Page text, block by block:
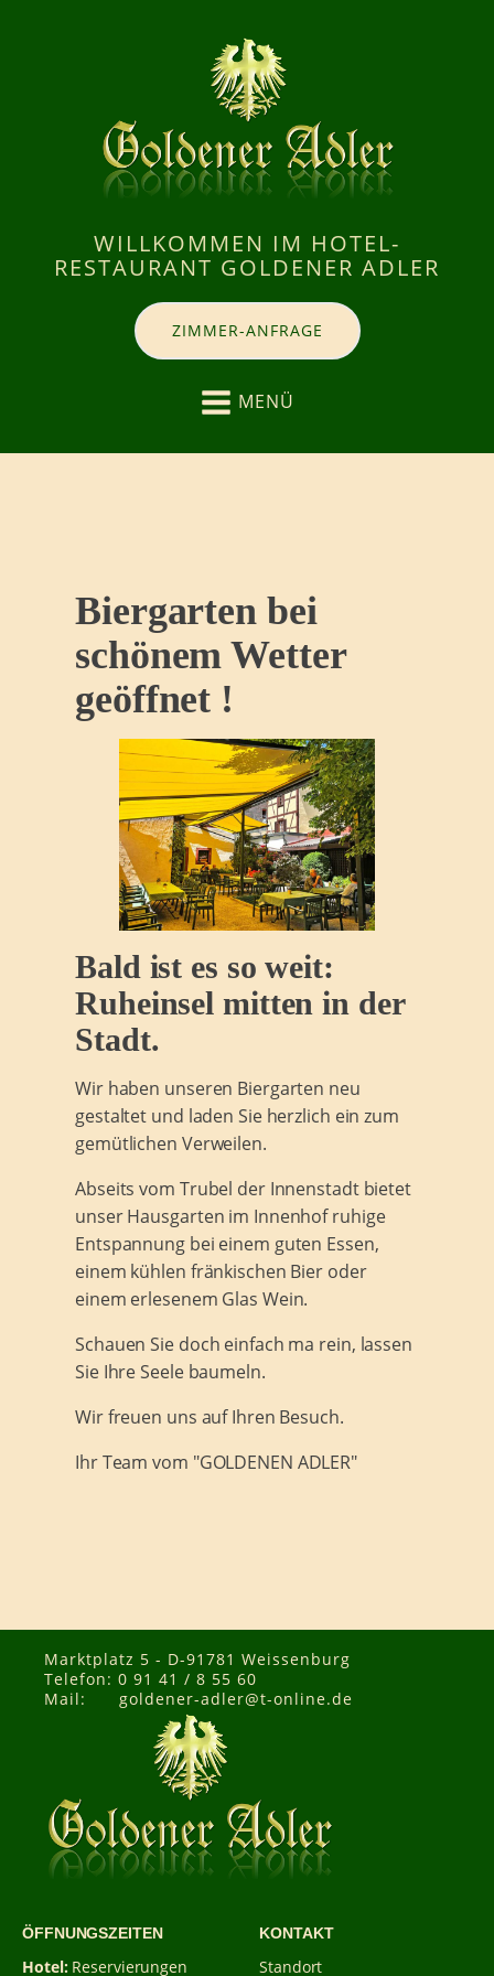
WILLKOMMEN IM HOTEL-
RESTAURANT GOLDENER ADLER
ZIMMER-ANFRAGE
MENÜ
Biergarten bei
schönem Wetter
geöffnet !
Bald ist es so weit:
Ruheinsel mitten in der
Stadt.
Wir haben unseren Biergarten neu
gestaltet und laden Sie herzlich ein zum
gemütlichen Verweilen.
Abseits vom Trubel der Innenstadt bietet
unser Hausgarten im Innenhof ruhige
Entspannung bei einem guten Essen,
einem kühlen fränkischen Bier oder
einem erlesenem Glas Wein.
Schauen Sie doch einfach ma rein, lassen
Sie Ihre Seele baumeln.
Wir freuen uns auf Ihren Besuch.
Ihr Team vom "GOLDENEN ADLER"
Marktplatz 5 - D-91781 Weissenburg
Telefon: 0 91 41 / 8 55 60
Mail: goldener-adler@t-online.de
ÖFFNUNGSZEITEN
Hotel:Reservierungen
KONTAKT
Standort